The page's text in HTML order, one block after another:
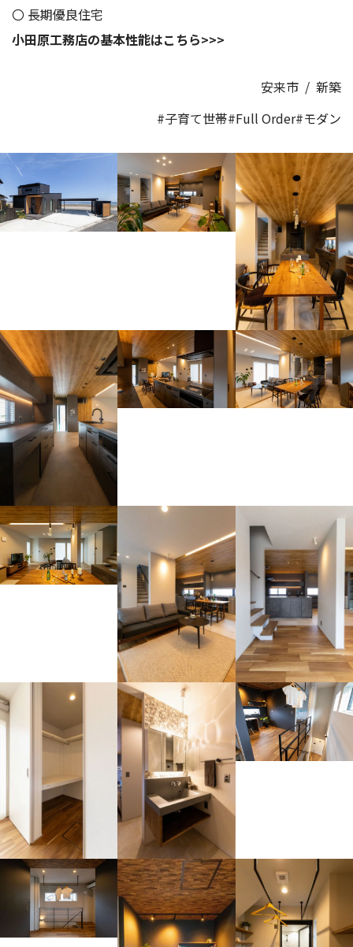
〇 長期優良住宅
小田原工務店の基本性能はこちら>>>
安来市 / 新築
#子育て世帯#Full Order#モダン